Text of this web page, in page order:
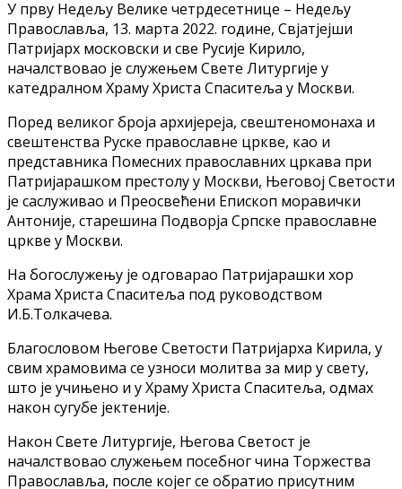
У прву Недељу Велике четрдесетнице – Недељу
Православља, 13. марта 2022. године, Свјатјејши
Патријарх московски и све Русије Кирило,
началствовао је служењем Свете Литургије у
катедралном Храму Христа Спаситеља у Москви.
Поред великог броја архијереја, свештеномонаха и
свештенства Руске православне цркве, као и
представника Помесних православних цркава при
Патријарашком престолу у Москви, Његовој Светости
је саслуживао и Преосвећени Епископ моравички
Антоније, старешина Подворја Српске православне
цркве у Москви.
На богослужењу је одговарао Патријарашки хор
Храма Христа Спаситеља под руководством
И.Б.Толкачева.
Благословом Његове Светости Патријарха Кирила, у
свим храмовима се узноси молитва за мир у свету,
што је учињено и у Храму Христа Спаситеља, одмах
након сугубе јектеније.
Након Свете Литургије, Његова Светост је
началствовао служењем посебног чина Торжества
Православља, после којег се обратио присутним